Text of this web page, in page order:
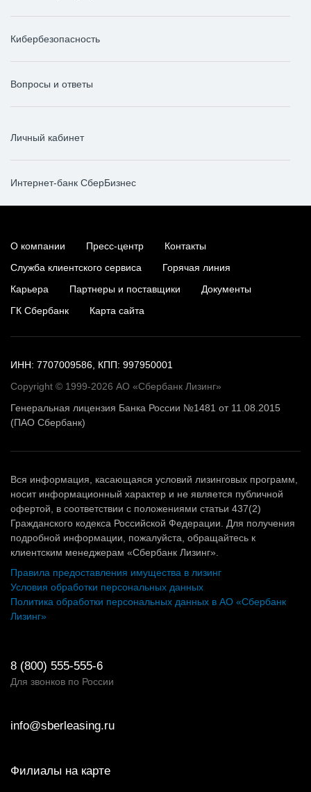
Кибербезопасность
Вопросы и ответы
Личный кабинет
Интернет-банк СберБизнес
О компании Пресс-центр
Контакты
Служба клиентского сервиса
Горячая линия
Карьера
Партнеры и поставщики
Документы
ГК Сбербанк
Карта сайта
ИНН: 7707009586, КПП: 997950001
Copyright © 1999-2026 АО «Сбербанк Лизинг»
Генеральная лицензия Банка России №1481 от 11.08.2015
(ПАО Сбербанк)
Вся информация, касающаяся условий лизинговых программ,
носит информационный характер и не является публичной
офертой, в соответствии с положениями статьи 437(2)
Гражданского кодекса Российской Федерации. Для получения
подробной информации, пожалуйста, обращайтесь к
клиентским менеджерам «Сбербанк Лизинг».
Правила предоставления имущества в лизинг
Условия обработки персональных данных
Политика обработки персональных данных в АО «Сбербанк
Лизинг»
8 (800) 555-555-6
Для звонков по России
info@sberleasing.ru
Филиалы на карте